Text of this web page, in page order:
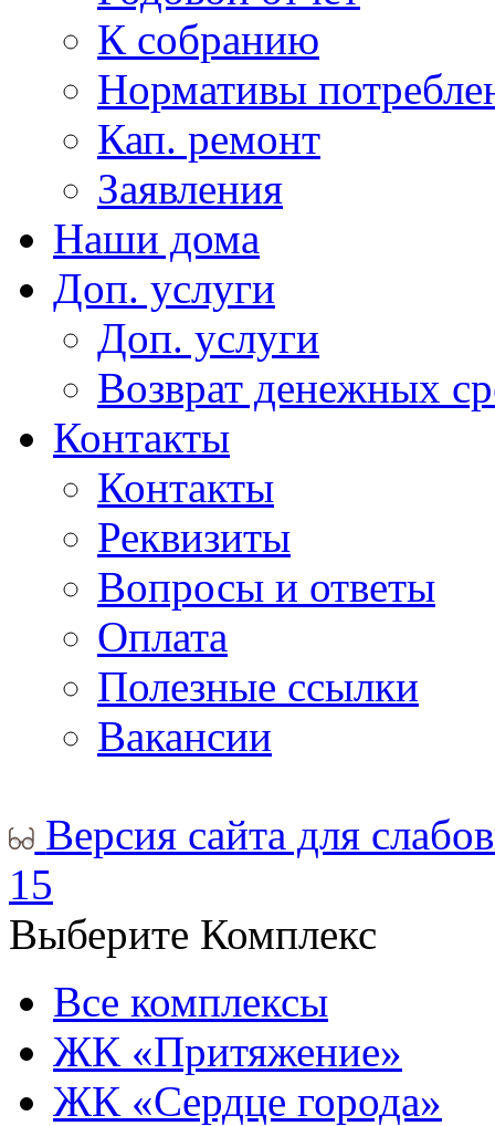
К собранию
Нормативы
Кап. ремонт
Заявления
Наши дома
Доп. услуги
Доп. услуги
Возврат денежных
Контакты
Контакты
Реквизиты
Вопросы и ответы
Оплата
Полезные ссылки
Вакансии
Версия сайта для
15
Выберите Комплекс
Все комплексы
ЖК «Притяжение»
ЖК «Сердце города»